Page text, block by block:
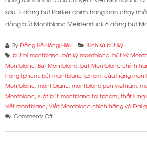
sau: 2 dòng bút Parker chính hãng bán chạy
dòng bút Montblanc Meisterstuck 6 dòng bút
By Đồng Hồ Hàng Hiệu
Lịch sử bút ký
bút bi montblanc, bút ký montblanc, bút ký
Montblanc, Bút Montblanc, bút Montblanc chính
hãng tphcm, bút montblanc tphcm, cửa hàng
Montblanc, mont blanc, montblanc pen vietnam,
Montblanc, ruột bút montblanc tai tphcm, thắt lưng
viết montblanc, Viết Montblanc chính hãng và Đại
Comments Offon